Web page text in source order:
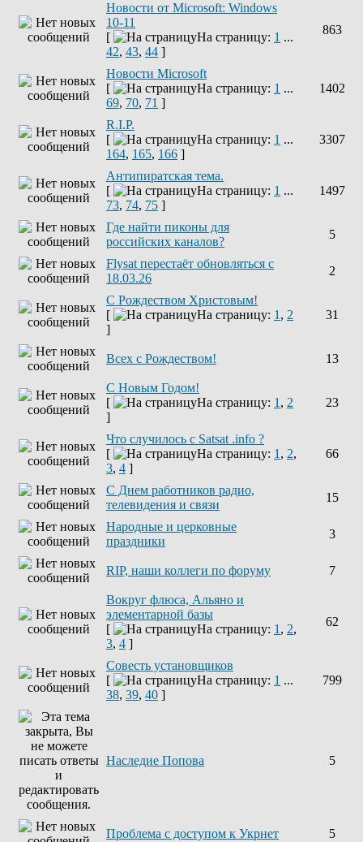
Новости от Microsoft: Windows
10-11
[
На страницу: 1 ...
42, 43, 44 ]
863
Новости Microsoft
[
На страницу: 1 ...
69, 70, 71 ]
1402
R.I.P.
[
На страницу: 1 ...
164, 165, 166 ]
3307
Антипиратская тема.
[
На страницу: 1 ...
73, 74, 75 ]
1497
Где найти пиконы для
российских каналов?
5
Flysat перестаёт обновляться с
18.03.26
2
С Рождеством Христовым!
[
На страницу: 1 , 2
]
31
Всех с Рождеством! 13
С Новым Годом!
[
На страницу: 1 , 2
]
23
Что случилось с Satsat .info ?
[
На страницу: 1 , 2,
3, 4 ]
66
C Днем работников радио,
телевидения и связи
15
Народные и церковные
праздники
3
RIP, наши коллеги по форуму 7
Вокруг флюса, Альяно и
элементарной базы
[
На страницу: 1 , 2,
3, 4 ]
62
Совесть установщиков
[
На страницу: 1 ...
38, 39, 40 ]
799
Наследие Попова 5
Проблема с доступом к Укрнет 5